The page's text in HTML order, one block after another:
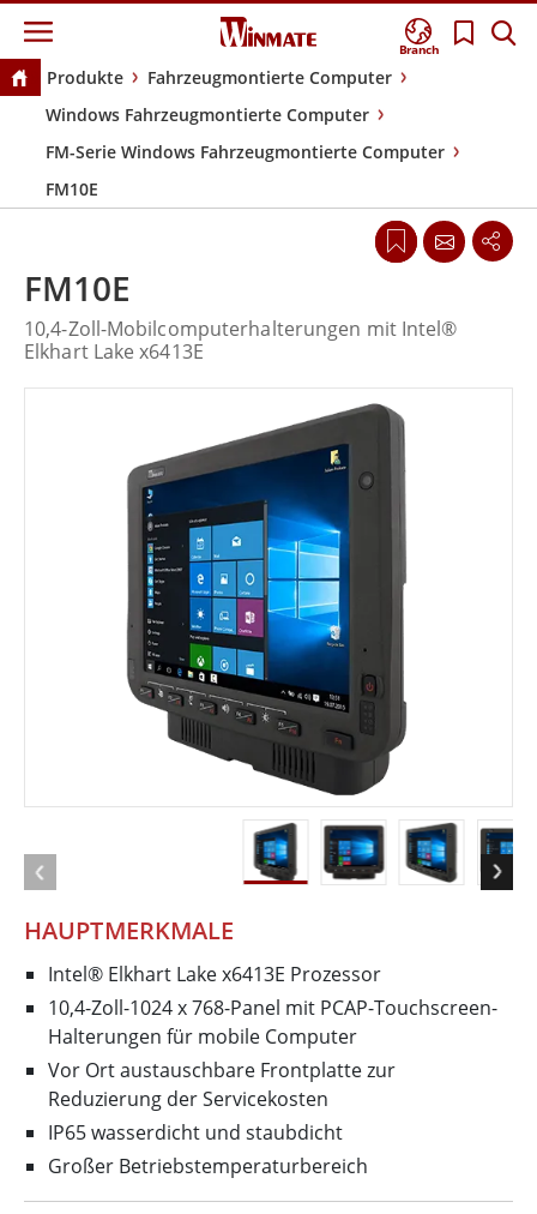
Branch
Produkte
Fahrzeugmontierte Computer
Windows Fahrzeugmontierte Computer
FM-Serie Windows Fahrzeugmontierte Computer
FM10E
HAUPTMERKMALE
Intel® Elkhart Lake x6413E Prozessor
10,4-Zoll-1024 x 768-Panel mit PCAP-Touchscreen-
Halterungen für mobile Computer
Vor Ort austauschbare Frontplatte zur
Reduzierung der Servicekosten
IP65 wasserdicht und staubdicht
Großer Betriebstemperaturbereich
FM10E
10,4-Zoll-Mobilcomputerhalterungen mit Intel®
Elkhart Lake x6413E